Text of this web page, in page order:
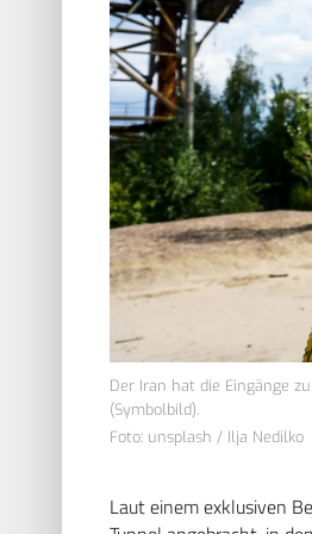
Der Iran hat die Eingänge
(Symbolbild).
Foto: unsplash / Ilja Nedilko
Laut einem exklusiven